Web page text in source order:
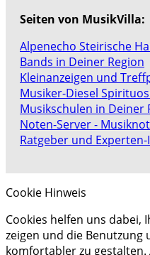
Seiten von MusikVilla:
Alpenecho Steirische
Bands in Deiner Region
Kleinanzeigen und
Musiker-Diesel
Musikschulen in Deiner
Noten-Server -
Ratgeber und
Cookie Hinweis
Cookies helfen uns dabei,
zeigen und die Benutzung
komfortabler zu